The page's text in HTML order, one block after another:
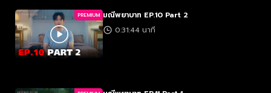
PREMIUM มณีพยาบาท EP.10 Part 2
0:31:44 นาที